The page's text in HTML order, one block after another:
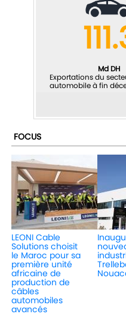
Nouvelles
Plus
existant
Md DH
Exportations du
automobile à fin
FOCUS
LEONI Cable
Solutions choisit
le Maroc pour sa
première unité
africaine de
production de
câbles
automobiles
avancés